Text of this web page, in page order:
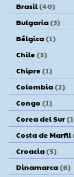
Brasil (40)
Bulgaria (3)
Bélgica (1)
Chile (5)
Chipre (1)
Colombia (2)
Congo (1)
Corea del Sur
Costa de Marfil
Croacia (5)
Dinamarca (6)